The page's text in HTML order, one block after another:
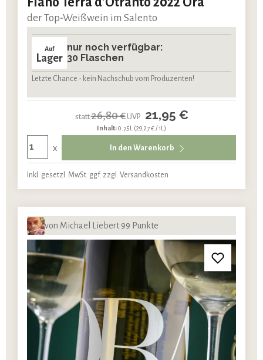
der Top-Weißwein im Salento
Auf
Lager
nur noch verfügbar:
30 Flaschen
Letzte Chance - kein Nachschub vom Produzenten!
statt26,80 €UVP 21,95 €
Inhalt:0.75L (29,27 € / 1L)
x In den Warenkorb
Inkl. gesetzl. MwSt. ggf. zzgl. Versandkosten
von Michael Liebert 99 Punkte